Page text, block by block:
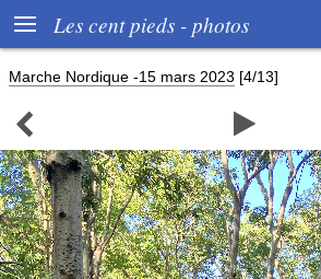
 Les cent pieds - photos
Marche Nordique -15 mars 2023 [4/13]
 